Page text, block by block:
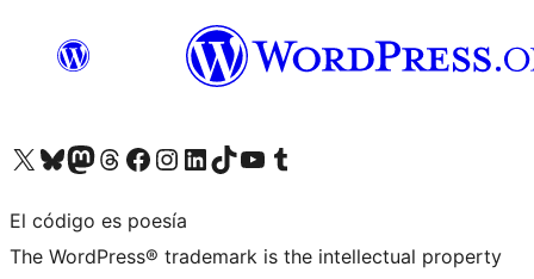
Visita nuestra cuenta de X (anteriormente Twitter)
Visita nuestra cuenta de Bluesky
Visita nuestra cuenta de Mastodon
Visita nuestra cuenta de Threads
Visita nuestra página de Facebook
Visita nuestra cuenta de Instagram
Visita nuestra cuenta de LinkedIn
Visita nuestra cuenta de TikTok
Visita nuestro canal de YouTube
Visita nuestra cuenta de Tumblr
El código es poesía
The WordPress® trademark is the intellectual property